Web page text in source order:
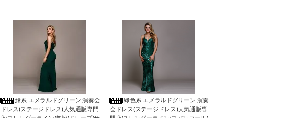
緑系 エメラルドグリーン 演奏会
ドレス(ステージドレス)人気通販専門
緑色系 エメラルドグリーン 演奏
会ドレス(ステージドレス)人気通販専